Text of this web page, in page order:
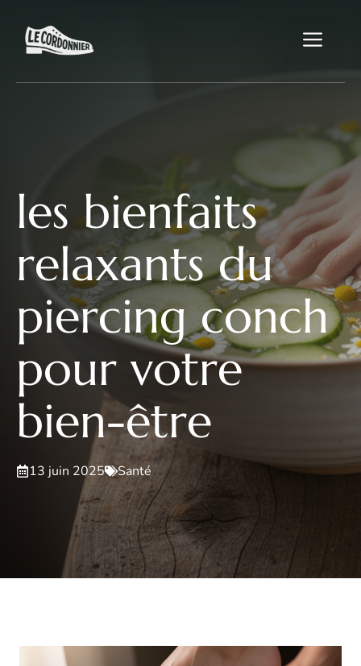
contenu
les bienfaits
relaxants du
piercing conch
pour votre
bien-être
13 juin 2025 Santé